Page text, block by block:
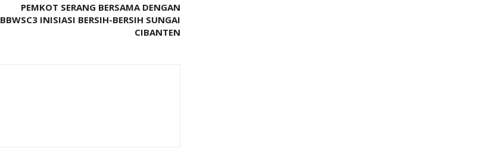
PEMKOT SERANG BERSAMA DENGAN
BBWSC3 INISIASI BERSIH-BERSIH SUNGAI
CIBANTEN